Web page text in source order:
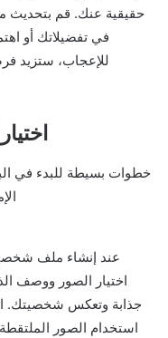
حقيقية عنك. قم بتحديث
في تفضيلاتك أو
للإعجاب، ستزيد
عند إنشاء ملف
اختيار الصور ووصف
جذابة وتعكس شخصيتك.
استخدام الصور